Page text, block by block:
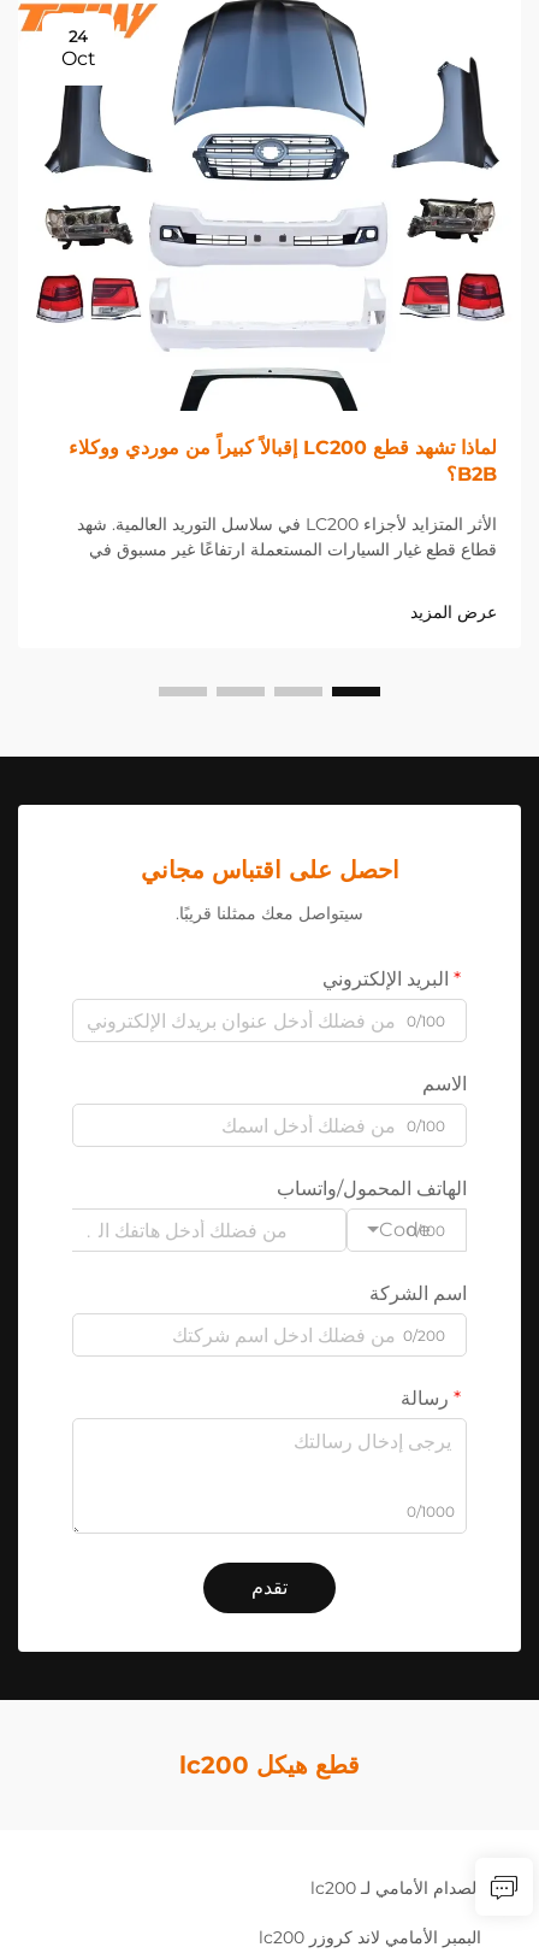
24
Oct
لماذا تشهد قطع LC200 إقبالاً كبيراً من موردي ووكلاء
B2B؟
الأثر المتزايد لأجزاء LC200 في سلاسل التوريد العالمية. شهد
قطاع قطع غيار السيارات المستعملة ارتفاعًا غير مسبوق في
للموردين والموزعين حول العالم.
عرض المزيد
احصل على اقتباس مجاني
سيتواصل معك ممثلنا قريبًا.
البريد الإلكتروني
0/100
الاسم
0/100
الهاتف المحمول/واتساب
Code
0/100
اسم الشركة
0/200
رسالة
0/1000
تقدم
قطع هيكل lc200
الصدام الأمامي لـ lc200
البمبر الأمامي لاند كروزر lc200